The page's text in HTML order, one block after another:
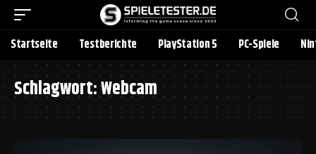
Startseite Testberichte PlayStation 5 PC-Spiele
Schlagwort:Webcam